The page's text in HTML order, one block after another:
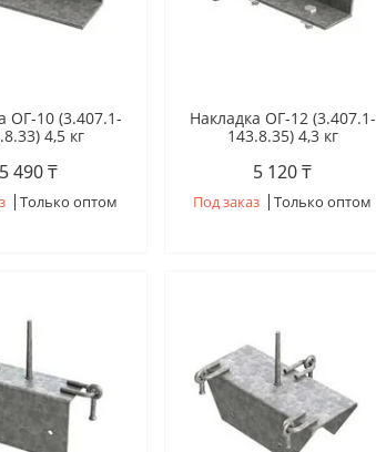
ОГ-10 (3.407.1-
4,5 кг
5 490 ₸
Только оптом
Накладка ОГ-12 (3.407.1-
143.8.35) 4,3 кг
5 120 ₸
Под заказ Только оптом